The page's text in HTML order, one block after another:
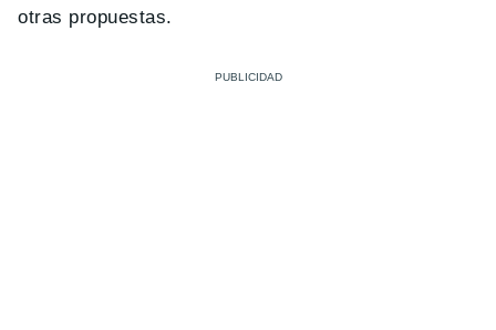
otras propuestas.